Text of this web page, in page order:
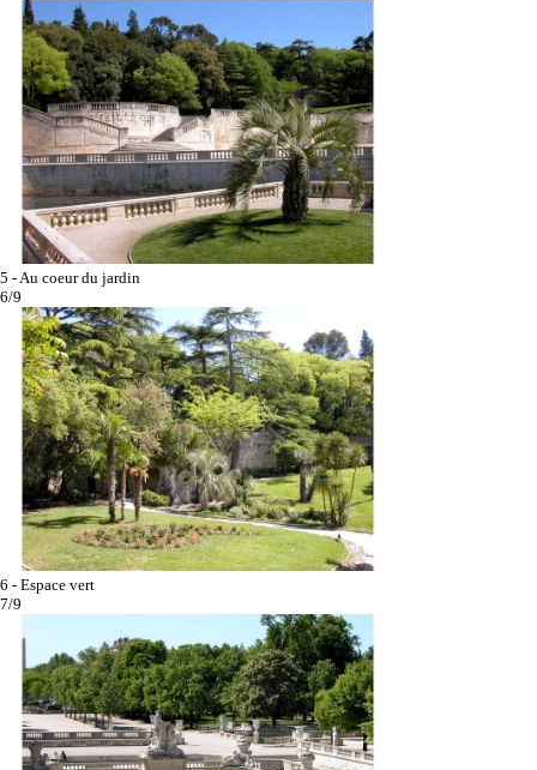
5 - Au coeur du jardin
6/9
6 - Espace vert
7/9